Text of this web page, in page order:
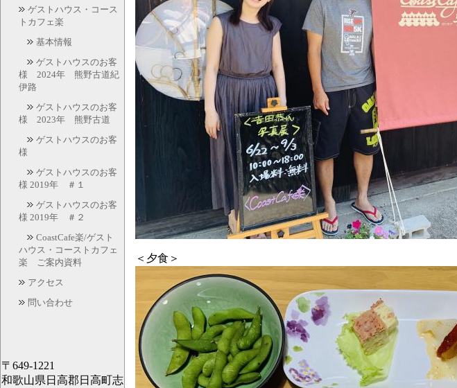
ゲストハウス・コース
トカフェ楽
基本情報
ゲストハウスのお客
様 2024年 熊野古道紀
伊路
ゲストハウスのお客
様 2023年 熊野古道
ゲストハウスのお客
様
ゲストハウスのお客
様 2019年 ＃１
ゲストハウスのお客
様 2019年 ＃２
CoastCafe楽/ゲスト
ハウス・コーストカフェ
楽 ご案内資料
アクセス
問い合わせ
〒649-1221
和歌山県日高郡日高町志
＜夕食＞